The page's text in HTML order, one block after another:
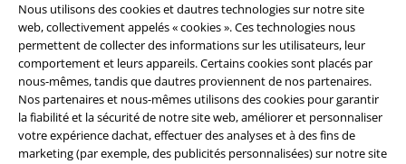
Nous utilisons des cookies et dautres technologies sur notre site
web, collectivement appelés « cookies ». Ces technologies nous
permettent de collecter des informations sur les utilisateurs, leur
comportement et leurs appareils. Certains cookies sont placés par
nous-mêmes, tandis que dautres proviennent de nos partenaires.
Nos partenaires et nous-mêmes utilisons des cookies pour garantir
la fiabilité et la sécurité de notre site web, améliorer et personnaliser
votre expérience dachat, effectuer des analyses et à des fins de
marketing (par exemple, des publicités personnalisées) sur notre site
Légal
Conditions générales